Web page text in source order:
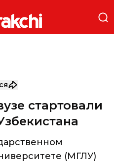
стартовали
(МГЛУ)